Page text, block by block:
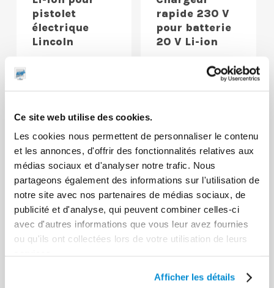
Ce site web utilise des cookies.
Les cookies nous permettent de personnaliser le contenu
et les annonces, d'offrir des fonctionnalités relatives aux
médias sociaux et d'analyser notre trafic. Nous
partageons également des informations sur l'utilisation de
notre site avec nos partenaires de médias sociaux, de
publicité et d'analyse, qui peuvent combiner celles-ci
avec d'autres informations que vous leur avez fournies
ou qu'ils ont collectées lors de votre utilisation de leurs
Afficher les détails
pistolet
électrique
Lincoln
rapide 230 V
pour batterie
20 V Li-ion
à visser pour